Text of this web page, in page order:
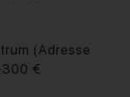
(Adresse
€